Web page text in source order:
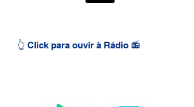
👆 Click para ouvir à Rádio 📻